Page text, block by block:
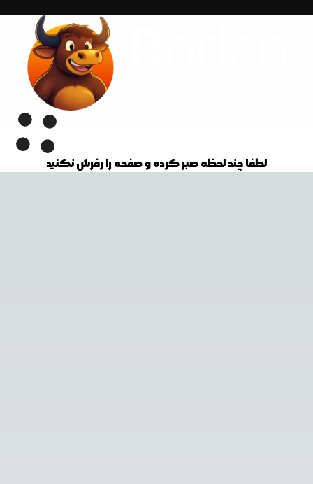
لطفا چند لحظه صبر کرده و صفحه را رفرش نکنید